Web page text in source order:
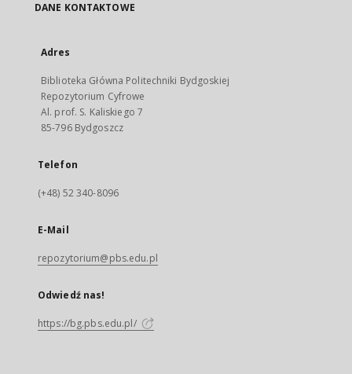
DANE KONTAKTOWE
Adres
Biblioteka Główna Politechniki Bydgoskiej
Repozytorium Cyfrowe
Al. prof. S. Kaliskiego 7
85-796 Bydgoszcz
Telefon
(+48) 52 340-8096
E-Mail
repozytorium@pbs.edu.pl
Odwiedź nas!
https://bg.pbs.edu.pl/